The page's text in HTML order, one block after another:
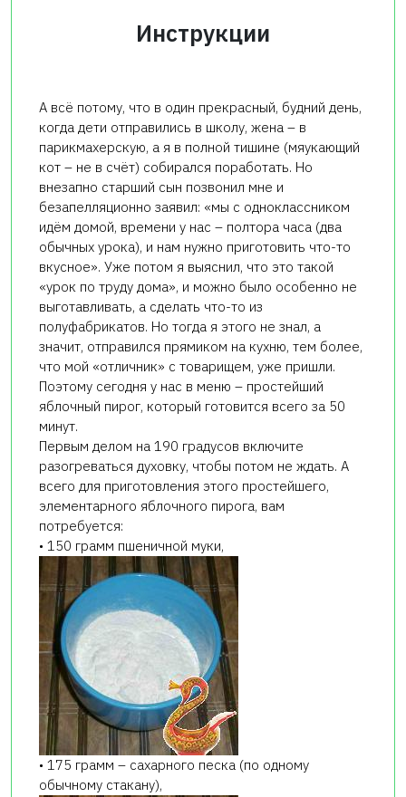
Инструкции
А всё потому, что в один прекрасный, будний день,
когда дети отправились в школу, жена – в
парикмахерскую, а я в полной тишине (мяукающий
кот – не в счёт) собирался поработать. Но
внезапно старший сын позвонил мне и
безапелляционно заявил: «мы с одноклассником
идём домой, времени у нас – полтора часа (два
обычных урока), и нам нужно приготовить что-то
вкусное». Уже потом я выяснил, что это такой
«урок по труду дома», и можно было особенно не
выготавливать, а сделать что-то из
полуфабрикатов. Но тогда я этого не знал, а
значит, отправился прямиком на кухню, тем более,
что мой «отличник» с товарищем, уже пришли.
Поэтому сегодня у нас в меню – простейший
яблочный пирог, который готовится всего за 50
минут.
Первым делом на 190 градусов включите
разогреваться духовку, чтобы потом не ждать. А
всего для приготовления этого простейшего,
элементарного яблочного пирога, вам
потребуется:
• 150 грамм пшеничной муки,
• 175 грамм – сахарного песка (по одному
обычному стакану),